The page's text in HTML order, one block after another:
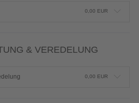
0,00 EUR
& VEREDELUNG
0,00 EUR